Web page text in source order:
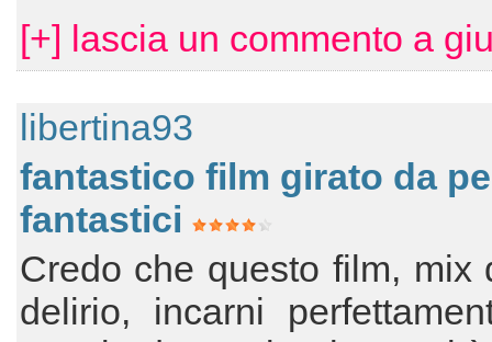
[+] lascia un commento a
libertina93
fantastico film girato da
fantastici
Credo che questo film, mix
delirio, incarni